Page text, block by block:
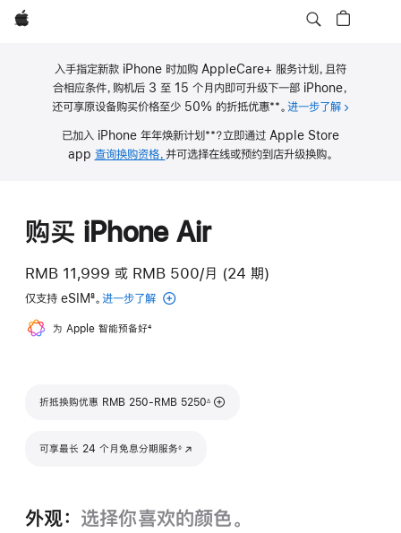
Apple
入手指定新款 iPhone 时加购 AppleCare+ 服务计划，且符
合相应条件，购机后 3 至 15 个月内即可升级下一部 iPhone，
还可享原设备购买价格至少 50% 的折抵优惠
注
**。 进一步了解关于
已加入 iPhone 年年焕新计划 **？立即通过 Apple Store
app 查询换购资格， 并可选择在线或预约到店升级换购。
购买 iPhone Air
RMB 11,999 或 RMB 500/月 (24 期)
仅支持 eSIM
脚
注
8。 进一步了解 eSIM
为 Apple 智能预备好脚
4
折抵换购优惠 RMB 250-RMB 5250
脚注
∆
可享最长 24 个月免息分期服务◊
(在新窗口中打开)
外观： 选择你喜欢的颜色。